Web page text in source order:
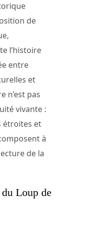
de
l’histoire
entre
et
n’est pas
vivante :
étroites et
à
de la
Loup de